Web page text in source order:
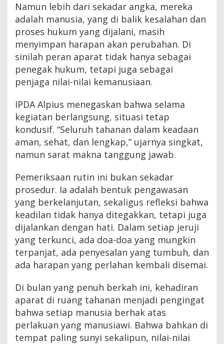
Namun lebih dari sekadar angka, mereka
adalah manusia, yang di balik kesalahan dan
proses hukum yang dijalani, masih
menyimpan harapan akan perubahan. Di
sinilah peran aparat tidak hanya sebagai
penegak hukum, tetapi juga sebagai
penjaga nilai-nilai kemanusiaan.
IPDA Alpius menegaskan bahwa selama
kegiatan berlangsung, situasi tetap
kondusif. “Seluruh tahanan dalam keadaan
aman, sehat, dan lengkap,” ujarnya singkat,
namun sarat makna tanggung jawab.
Pemeriksaan rutin ini bukan sekadar
prosedur. Ia adalah bentuk pengawasan
yang berkelanjutan, sekaligus refleksi bahwa
keadilan tidak hanya ditegakkan, tetapi juga
dijalankan dengan hati. Dalam setiap jeruji
yang terkunci, ada doa-doa yang mungkin
terpanjat, ada penyesalan yang tumbuh, dan
ada harapan yang perlahan kembali disemai.
Di bulan yang penuh berkah ini, kehadiran
aparat di ruang tahanan menjadi pengingat
bahwa setiap manusia berhak atas
perlakuan yang manusiawi. Bahwa bahkan di
tempat paling sunyi sekalipun, nilai-nilai